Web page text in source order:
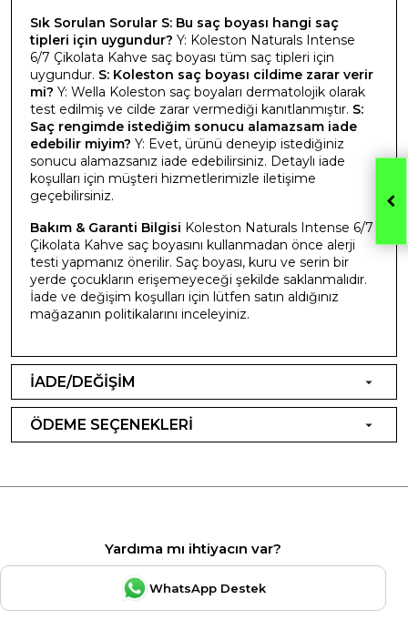
Sık Sorulan Sorular S: Bu saç boyası hangi saç
tipleri için uygundur? Y: Koleston Naturals Intense
6/7 Çikolata Kahve saç boyası tüm saç tipleri için
uygundur. S: Koleston saç boyası cildime zarar verir
mi? Y: Wella Koleston saç boyaları dermatolojik olarak
test edilmiş ve cilde zarar vermediği kanıtlanmıştır. S:
Saç rengimde istediğim sonucu alamazsam iade
edebilir miyim? Y: Evet, ürünü deneyip istediğiniz
sonucu alamazsanız iade edebilirsiniz. Detaylı iade
koşulları için müşteri hizmetlerimizle iletişime
geçebilirsiniz.
Bakım & Garanti Bilgisi Koleston Naturals Intense 6/7
Çikolata Kahve saç boyasını kullanmadan önce alerji
testi yapmanız önerilir. Saç boyası, kuru ve serin bir
yerde çocukların erişemeyeceği şekilde saklanmalıdır.
İade ve değişim koşulları için lütfen satın aldığınız
mağazanın politikalarını inceleyiniz.
İADE/DEĞİŞİM
ÖDEME SEÇENEKLERİ
Yardıma mı ihtiyacın var?
WhatsApp Destek